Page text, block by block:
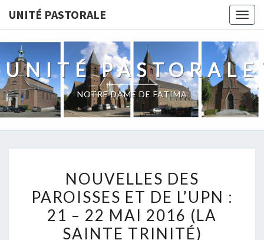
UNITÉ PASTORALE
UNITÉ PASTORALE
NOTRE DAME DE FATIMA
DES
PAROISSES
ET
DE
NOUVELLES DES
PAROISSES ET DE L’UPN :
21 – 22 MAI 2016 (LA
SAINTE TRINITÉ)